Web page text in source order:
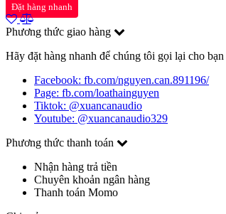
Đặt hàng nhanh
Phương thức giao hàng
Hãy đặt hàng nhanh để chúng tôi gọi lại cho
Facebook: fb.com/nguyen.can.891196/
Page: fb.com/loathainguyen
Tiktok: @xuancanaudio
Youtube: @xuancanaudio329
Phương thức thanh toán
Nhận hàng trả tiền
Chuyên khoản ngân hàng
Thanh toán Momo